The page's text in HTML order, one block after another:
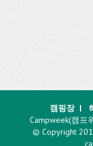
캠핑장|
Campweek(캠프
© Copyright